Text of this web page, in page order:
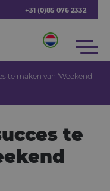
+31 (0)85 076 2332
te maken van ‘Weekend
te